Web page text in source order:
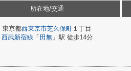
所在地/交通
東京都西東京市芝久保町 １丁目
西武新宿線 「 田無」駅 徒歩14分